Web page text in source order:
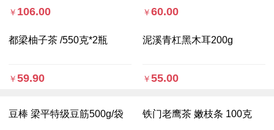
￥ 106.00 ￥60.00
都梁柚子茶 /550克*2瓶
￥ 59.90
泥溪青杠黑木耳200g
￥55.00
豆棒 梁平特级豆筋500g/袋 铁门老鹰茶 嫩枝条 100克